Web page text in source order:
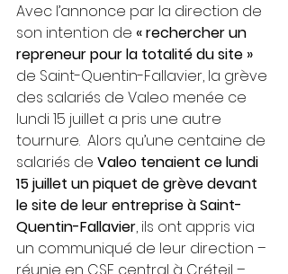
Avec l’annonce par la direction de
son intention de « rechercher un
repreneur pour la totalité du site »
de Saint-Quentin-Fallavier, la grève
des salariés de Valeo menée ce
lundi 15 juillet a pris une autre
tournure.  Alors qu’une centaine de
salariés de Valeo tenaient ce lundi
15 juillet un piquet de grève devant
le site de leur entreprise à Saint-
Quentin-Fallavier, ils ont appris via
un communiqué de leur direction –